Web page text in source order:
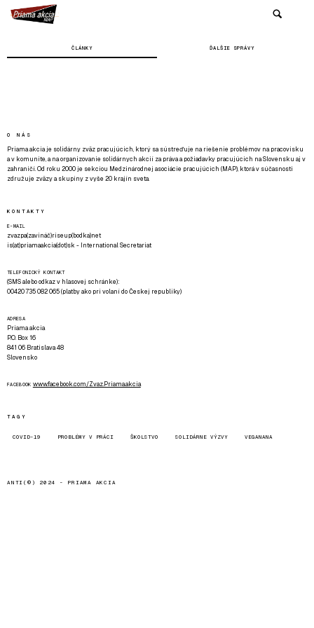
ČLÁNKY ĎALŠIE SPRÁVY
O NÁS
Priama akcia je solidárny zväz pracujúcich, ktorý sa sústreďuje na riešenie problémov na pracovisku
a v komunite, a na organizovanie solidárnych akcií za práva a požiadavky pracujúcich na Slovensku aj v
zahraničí. Od roku 2000 je sekciou Medzinárodnej asociácie pracujúcich (MAP), ktorá v súčasnosti
združuje zväzy a skupiny z vyše 20 krajín sveta.
KONTAKTY
E-MAIL
zvazpa(zavináč)riseup(bodka)net
is(at)priamaakcia(dot)sk - International Secretariat
TELEFONICKÝ KONTAKT
(SMS alebo odkaz v hlasovej schránke):
00420 735 082 065 (platby ako pri volaní do Českej republiky)
ADRESA
Priama akcia
P.O. Box 16
841 06 Bratislava 48
Slovensko
FACEBOOK www.facebook.com/Zvaz.Priama.akcia
TAGY
COVID-19 PROBLÉMY V PRÁCI ŠKOLSTVO SOLIDÁRNE VÝZVY VEGANANA
ANTI(©) 2024 - PRIAMA AKCIA